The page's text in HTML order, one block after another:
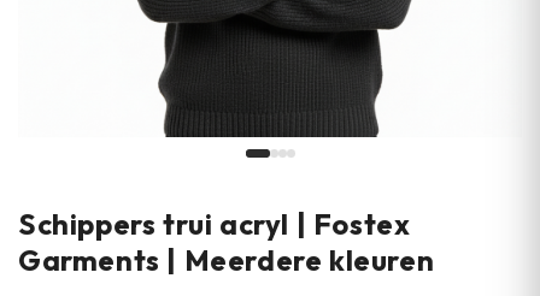
Schippers trui acryl | Fostex
Garments | Meerdere kleuren